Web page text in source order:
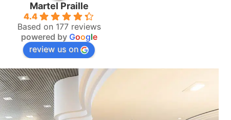
Martel Praille
4.4
Based on 177 reviews
powered by Google
review us on